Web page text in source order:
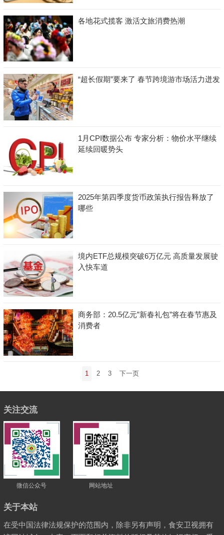
各地花式揽客 激活文旅消费热潮
“超长假期”要来了 春节跨境游市场活力迸发
1月CPI数据公布 专家分析：物价水平继续
延续回暖势头
2025年第四季度货币政策执行报告释放了
哪些
境内ETF总规模突破6万亿元 高质量发展驶
入快车道
商务部：20.5亿元”新春礼包”将在春节惠及
消费者
分
页
1 2 3 下一页
关注交流
微信公众号 网站地址
关于本站
在受中国法律法规保护的范围内，除非另有声明，食安卫视拥有